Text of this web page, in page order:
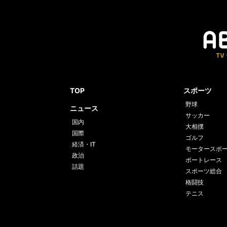
TOP
ニュース
国内
国際
経済・IT
政治
話題
スポーツ
野球
サッカー
大相撲
ゴルフ
モータースポ
ボートレース
スポーツ総合
格闘技
テニス